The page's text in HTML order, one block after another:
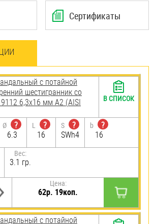
Сертификаты
с потайной
шестигранник со
6,3х16 мм А2 (AISI
Ø
?
6.3
L
?
16
S
?
SWh4
b
?
16
Вес:
3.1 гр.
Цена:
62р. 19коп.
В СПИСОК
с потайной